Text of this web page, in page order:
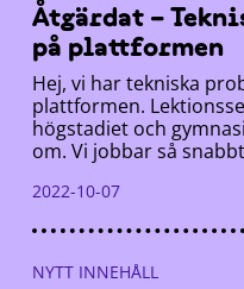
Åtgärdat –
på plattformen
Hej, vi har tekniska
plattformen.
högstadiet och
om. Vi jobbar så
2022-10-07
NYTT INNEHÅLL